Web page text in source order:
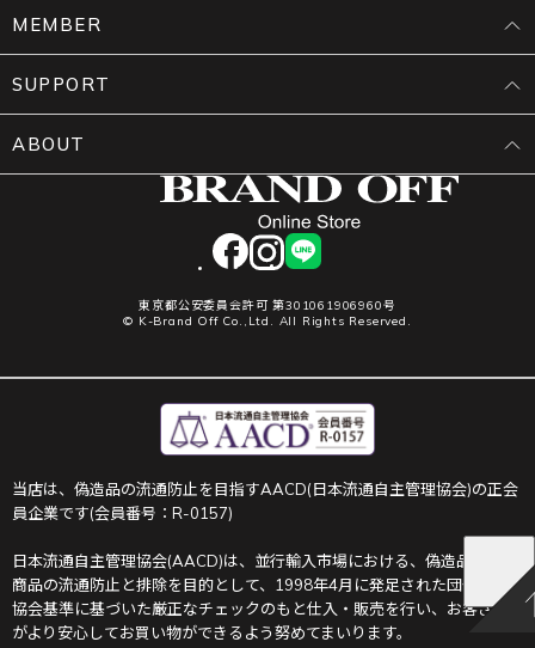
facebookinstagram
LINE
東京都公安委員会許可 第301061906960号
© K-Brand Off Co.,Ltd. All Rights Reserved.
MEMBER
SUPPORT
ABOUT
当店は、偽造品の流通防止を目指すAACD(日本流通自主管理協会)の正会
員企業です(会員番号：R-0157)
日本流通自主管理協会(AACD)は、並行輸入市場における、偽造品や不正
商品の流通防止と排除を目的として、1998年4月に発足された団体です。
協会基準に基づいた厳正なチェックのもと仕入・販売を行い、お客さま
がより安心してお買い物ができるよう努めてまいります。